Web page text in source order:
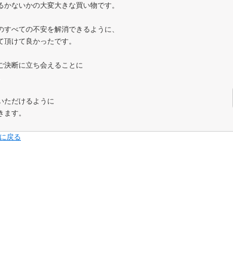
ないかの大変大きな買い物です。
べての不安を解消できるように、
けて良かったです。
決断に立ち会えることに
ただけるように
す。
戻る